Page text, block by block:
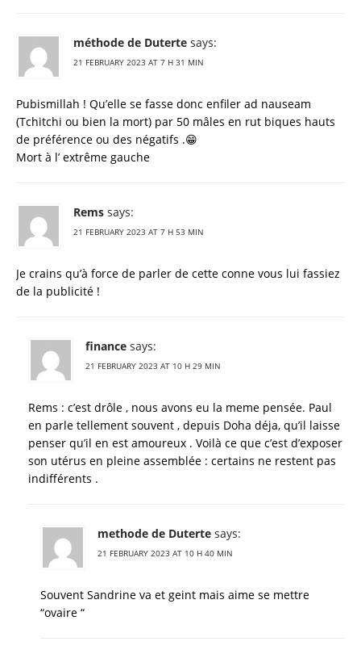
méthode de Duterte says:
21 FEBRUARY 2023 AT 7 H 31 MIN
Pubismillah ! Qu’elle se fasse donc enfiler ad nauseam
(Tchitchi ou bien la mort) par 50 mâles en rut biques hauts
de préférence ou des négatifs .😁
Mort à l’ extrême gauche
Rems says:
21 FEBRUARY 2023 AT 7 H 53 MIN
Je crains qu’à force de parler de cette conne vous lui fassiez
de la publicité !
finance says:
21 FEBRUARY 2023 AT 10 H 29 MIN
Rems : c’est drôle , nous avons eu la meme pensée. Paul
en parle tellement souvent , depuis Doha déja, qu’il laisse
penser qu’il en est amoureux . Voilà ce que c’est d’exposer
son utérus en pleine assemblée : certains ne restent pas
indifférents .
methode de Duterte says:
21 FEBRUARY 2023 AT 10 H 40 MIN
Souvent Sandrine va et geint mais aime se mettre
“ovaire “